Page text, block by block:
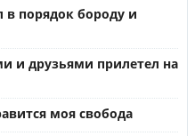
порядок бороду и
и друзьями прилетел на
моя свобода